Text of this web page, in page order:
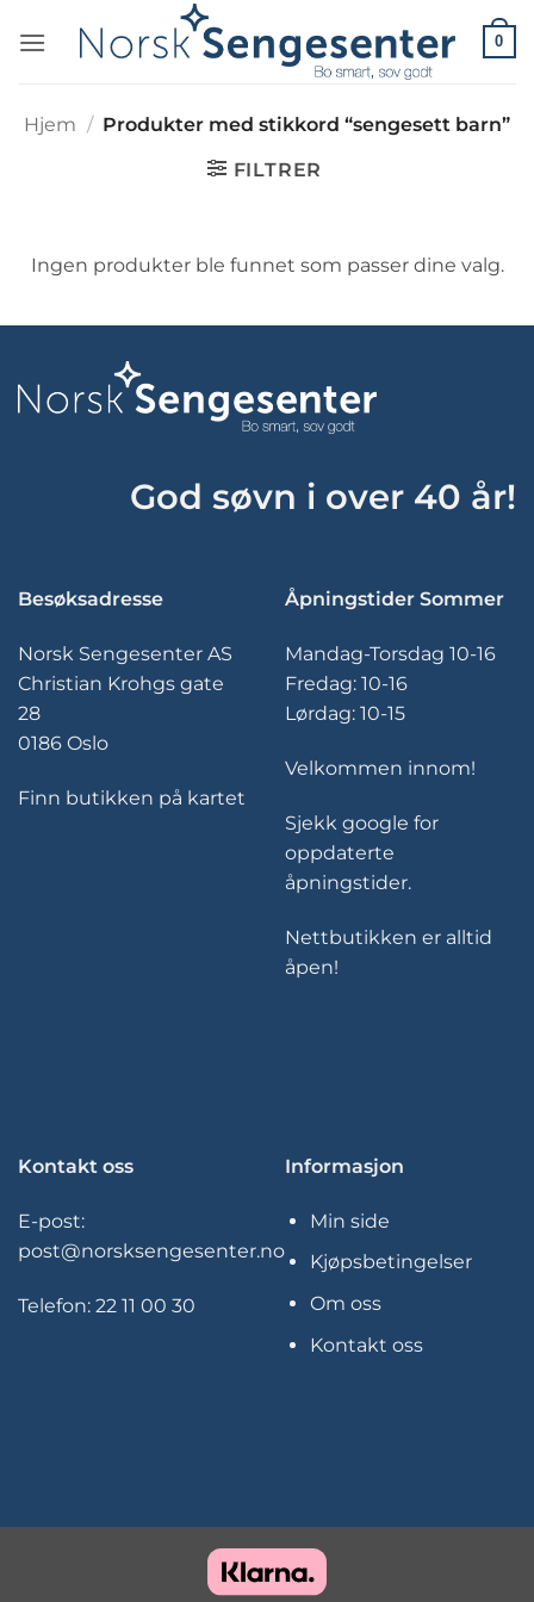
0
Hjem / Produkter med stikkord “sengesett barn”
FILTRER
Ingen produkter ble funnet som passer dine valg.
God søvn i over 40 år!
Besøksadresse
Norsk Sengesenter AS
Christian Krohgs gate
28
0186 Oslo
Finn butikken på kartet
Åpningstider Sommer
Mandag-Torsdag 10-16
Fredag: 10-16
Lørdag: 10-15
Velkommen innom!
Sjekk google for
oppdaterte
åpningstider.
Nettbutikken er alltid
åpen!
Kontakt oss
E-post:
post@norsksengesenter.no
Telefon: 22 11 00 30
Informasjon
Min side
Kjøpsbetingelser
Om oss
Kontakt oss